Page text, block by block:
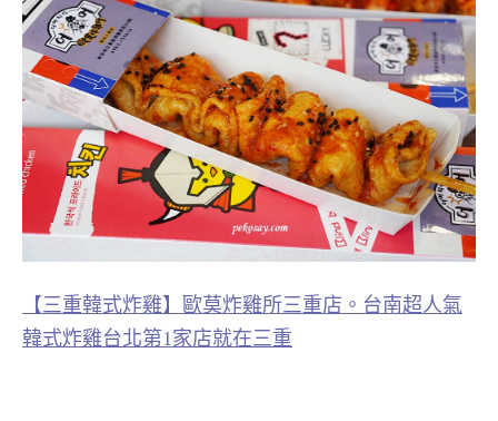
【三重韓式炸雞】歐莫炸雞所三重店。台南超人氣
韓式炸雞台北第1家店就在三重